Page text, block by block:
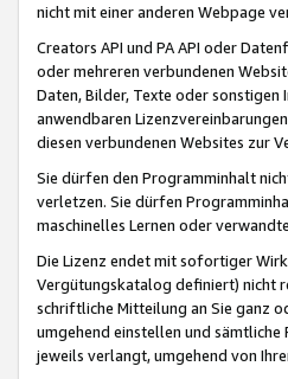
nicht mit einer anderen Webpage
Creators API und PA API oder
oder mehreren verbundenen
Daten, Bilder, Texte oder
anwendbaren
diesen verbundenen Websites zur
Sie dürfen den Programminhalt
verletzen. Sie dürfen
maschinelles Lernen oder
Die Lizenz endet mit sofortiger
Vergütungskatalog definiert) nicht
schriftliche Mitteilung an Sie ganz
umgehend einstellen und
jeweils verlangt, umgehend von